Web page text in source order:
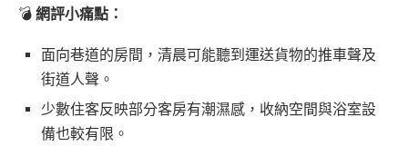
💣 網評小痛點：
面向巷道的房間，清晨可能聽到運送貨物的推車聲及
街道人聲。
少數住客反映部分客房有潮濕感，收納空間與浴室設
備也較有限。